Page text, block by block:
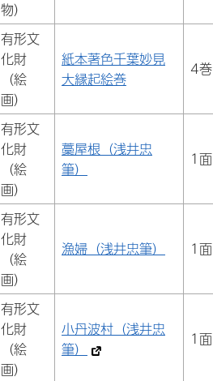
物）
有形文
化財
（絵
画）
紙本著色千葉妙見
大縁起絵巻
4巻
有形文
化財
（絵
画）
藁屋根（浅井忠
筆）
1面
有形文
化財
（絵
画）
漁婦（浅井忠筆） 1面
有形文
化財
（絵
画）
小丹波村（浅井忠
筆）
1面